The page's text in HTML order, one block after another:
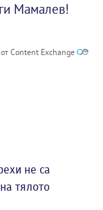
Мамалев!
Content Exchange
не са
тялото